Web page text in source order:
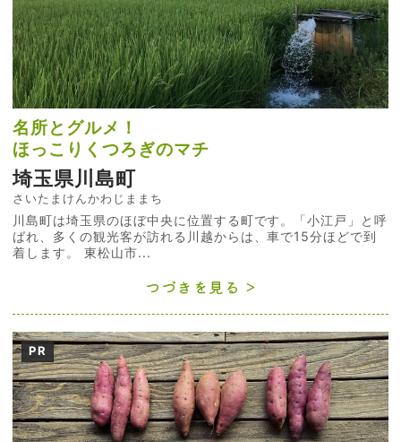
名所とグルメ！
ほっこりくつろぎのマチ
埼玉県川島町
さいたまけんかわじままち
川島町は埼玉県のほぼ中央に位置する町です。「小江戸」と呼
ばれ、多くの観光客が訪れる川越からは、車で15分ほどで到
着します。 東松山市...
つづきを見る
PR